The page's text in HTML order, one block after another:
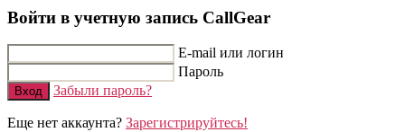
Войти в учетную запись CallGear
E-mail или логин
Пароль
Вход Забыли пароль?
Еще нет аккаунта? Зарегистрируйтесь!